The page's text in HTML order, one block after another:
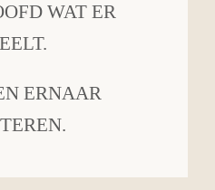
WAT ER
ERNAAR